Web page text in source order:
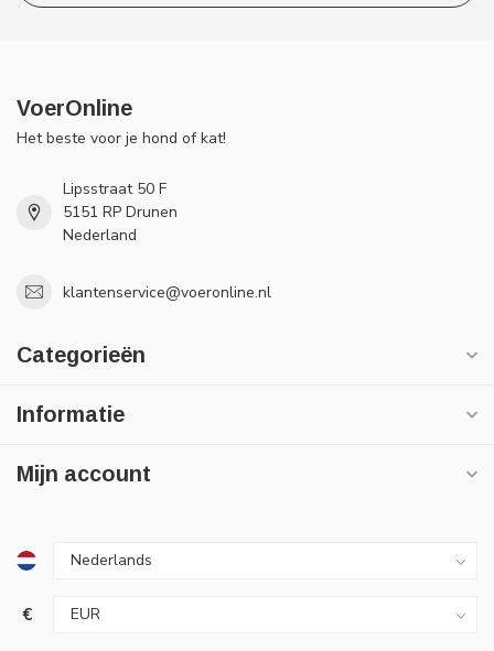
VoerOnline
Het beste voor je hond of kat!
Lipsstraat 50 F
5151 RP Drunen
Nederland
klantenservice@voeronline.nl
Categorieën
Informatie
Mijn account
€